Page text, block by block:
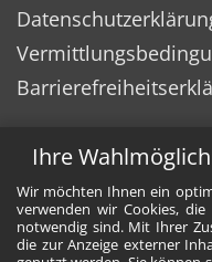
Ihre
Wir möchten Ihnen ein
verwenden wir Cookies,
notwendig sind. Mit Ihrer
die zur Anzeige externer